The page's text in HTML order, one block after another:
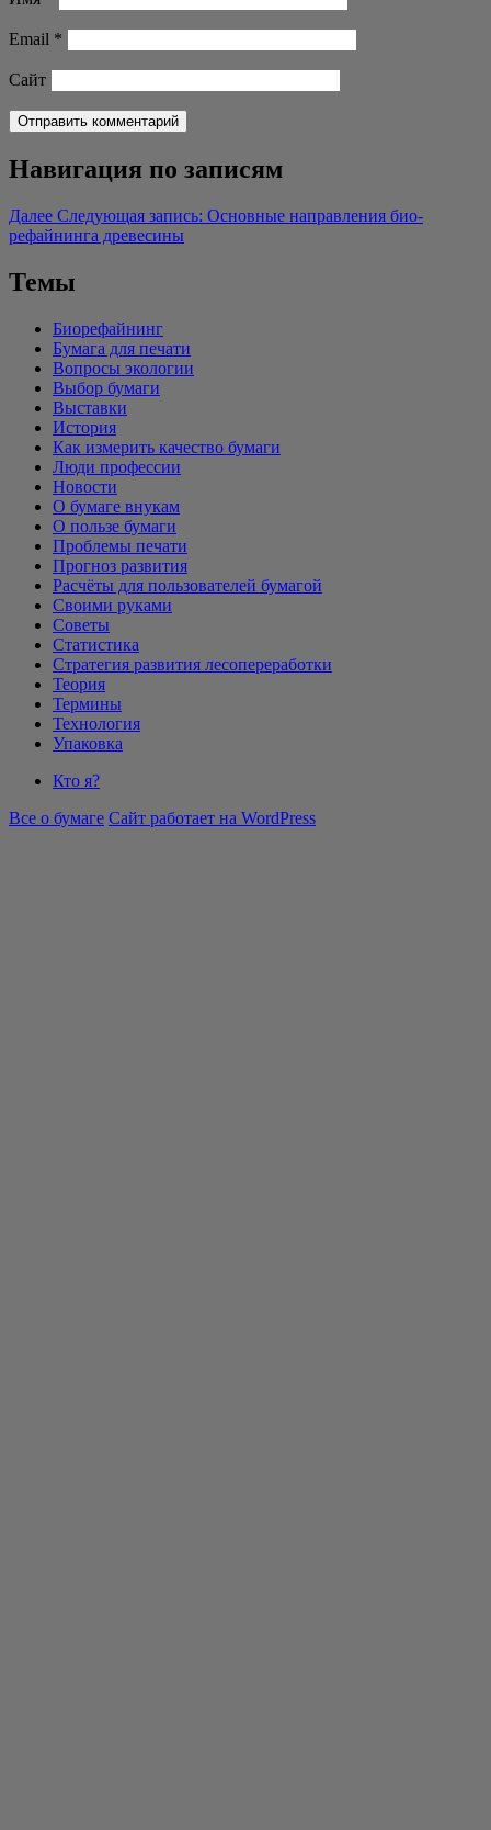
Email *
Сайт
Навигация по записям
Далее Следующая запись: Основные направления био-
рефайнинга древесины
Темы
Биорефайнинг
Бумага для печати
Вопросы экологии
Выбор бумаги
Выставки
История
Как измерить качество бумаги
Люди профессии
Новости
О бумаге внукам
О пользе бумаги
Проблемы печати
Прогноз развития
Расчёты для пользователей бумагой
Своими руками
Советы
Статистика
Стратегия развития лесопереработки
Теория
Термины
Технология
Упаковка
Кто я?
Все о бумаге Сайт работает на WordPress